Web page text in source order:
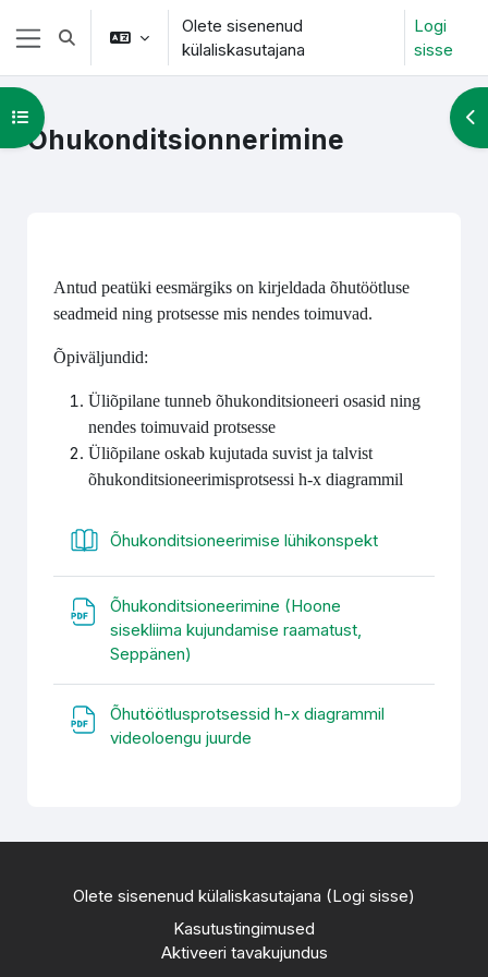
Jäta vahele peasisuni
Küljepaneel
Lülitab otsingu sisendi
Olete sisenenud
külaliskasutajana
Logi
sisse
Õhukonditsionnerimine
Ava kursuse sisukord
Antud peatüki eesmärgiks on kirjeldada õhutöötluse
seadmeid ning protsesse mis nendes toimuvad.
Õpiväljundid:
Üliõpilane tunneb õhukonditsioneeri osasid ning
nendes toimuvaid protsesse
Üliõpilane oskab kujutada suvist ja talvist
õhukonditsioneerimisprotsessi h-x diagrammil
Õhukonditsioneerimise lühikonspektRaamat
Õhukonditsioneerimine (Hoone
sisekliima kujundamise raamatust,
Seppänen)
Õhutöötlusprotsessid h-x diagrammil
videoloengu juurde
Olete sisenenud külaliskasutajana (Logi sisse)
Kasutustingimused
Aktiveeri tavakujundus